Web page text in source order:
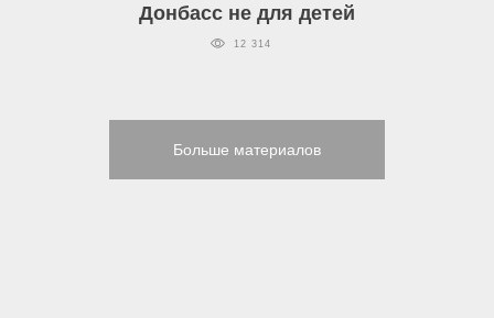
Донбасс не для детей
12 314
Больше материалов